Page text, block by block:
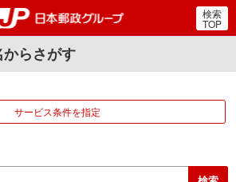
郵便局・日本郵政グルー
検索
TOP
らさがす
サービス条件を指定